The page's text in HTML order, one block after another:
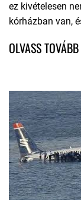
ez kivételesen
kórházban van,